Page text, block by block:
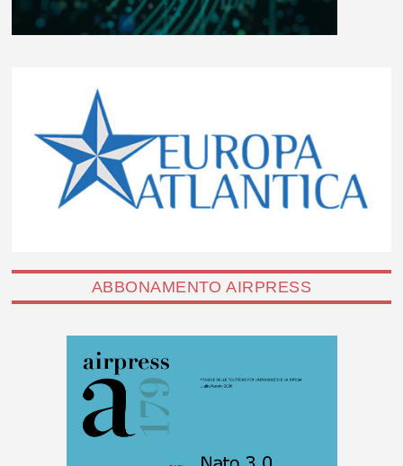
ABBONAMENTO AIRPRESS